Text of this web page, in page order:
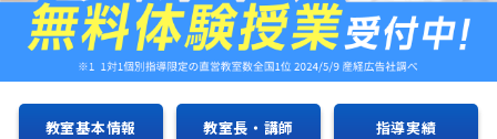
教室基本情報 教室長・講師 指導実績